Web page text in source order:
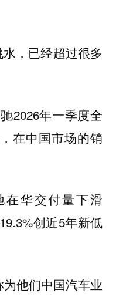
，已经超过很多
2026年一季度全
在中国市场的销
在华交付量下滑
创近5年新低
他们中国汽车业